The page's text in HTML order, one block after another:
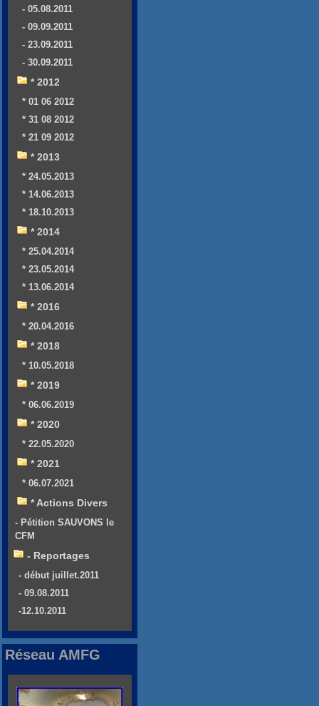
- 05.08.2011
- 09.09.2011
- 23.09.2011
- 30.09.2011
* 2012
* 01 06 2012
* 31 08 2012
* 21 09 2012
* 2013
* 24.05.2013
* 14.06.2013
* 18.10.2013
* 2014
* 25.04.2014
* 23.05.2014
* 13.06.2014
* 2016
* 20.04.2016
* 2018
* 10.05.2018
* 2019
* 06.06.2019
* 2020
* 22.05.2020
* 2021
* 06.07.2021
* Actions Divers
- Pétition SAUVONS le
CFM
- Reportages
- début juillet.2011
- 09.08.2011
-12.10.2011
Réseau AMFG